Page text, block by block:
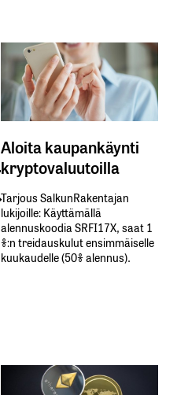
Aloita kaupankäynti
kryptovaluutoilla
Tarjous SalkunRakentajan
lukijoille: Käyttämällä​ ​
alennuskoodia​ ​SRFI17X,​ ​saat​ ​1
%:n treidauskulut​ ​ensimmäiselle​ ​
kuukaudelle​ ​(50%​ ​alennus).